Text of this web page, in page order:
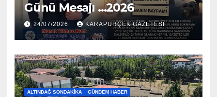
Günü Mesajı …2026
24/07/2026 KARAPÜRÇEK GAZETESİ
ALTINDAĞ SONDAKIKA GÜNDEM HABER